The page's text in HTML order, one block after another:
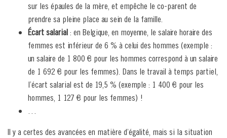
sur les épaules de la mère, et empêche le co-parent de
prendre sa pleine place au sein de la famille.
Écart salarial: en Belgique, en moyenne, le salaire horaire des
femmes est inférieur de 6 % à celui des hommes (exemple :
un salaire de 1 800 € pour les hommes correspond à un salaire
de 1 692 € pour les femmes). Dans le travail à temps partiel,
l’écart salarial est de 19,5 % (exemple : 1 400 € pour les
hommes, 1 127 € pour les femmes) !
…
Il y a certes des avancées en matière d’égalité, mais si la situation